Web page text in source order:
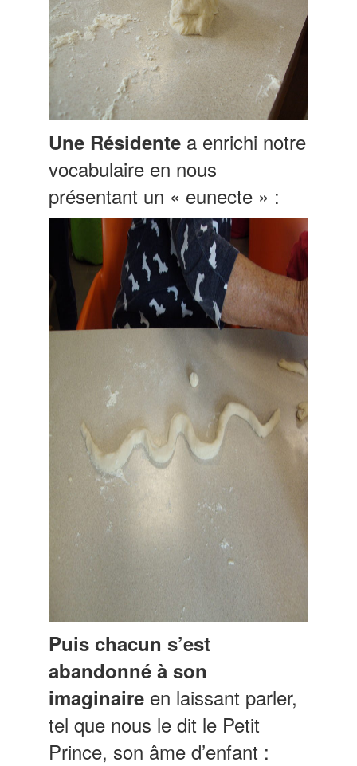
Une Résidente a enrichi notre
vocabulaire en nous
présentant un « eunecte » :
Puis chacun s’est
abandonné à son
imaginaire en laissant parler,
tel que nous le dit le Petit
Prince, son âme d’enfant :